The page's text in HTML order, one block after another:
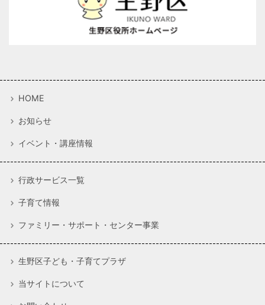
HOME
お知らせ
イベント・講座情報
行政サービス一覧
子育て情報
ファミリー・サポート・センター事業
生野区子ども・子育てプラザ
当サイトについて